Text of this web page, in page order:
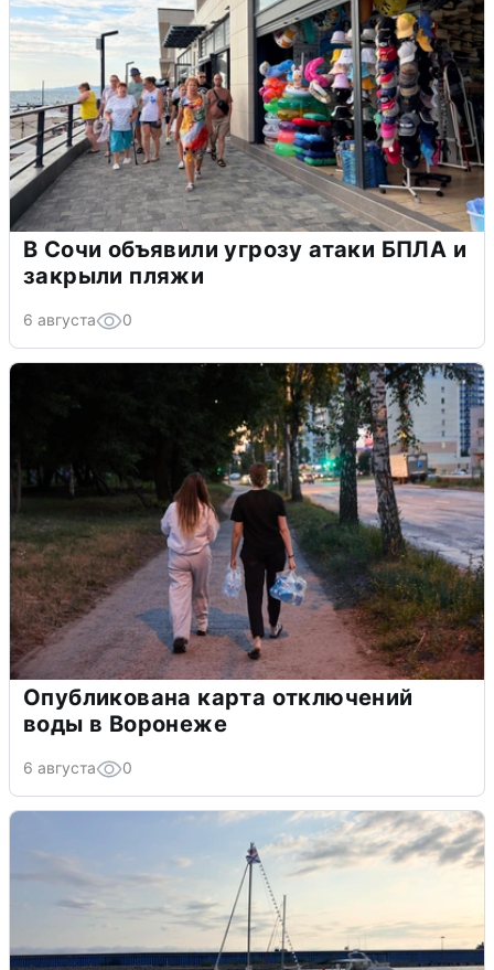
В Сочи объявили угрозу атаки БПЛА и
закрыли пляжи
6 августа 0
Опубликована карта отключений
воды в Воронеже
6 августа 0